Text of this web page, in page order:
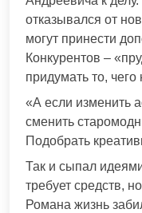
отказывался от
могут принести
Конкурентов –
придумать то, чего
«А если изменить
сменить
Подобрать
Так и сыпал
требует средств,
Романа жизнь